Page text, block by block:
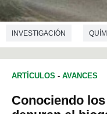
INVESTIGACIÓN
ARTÍCULOS - AVANCES
Conociendo